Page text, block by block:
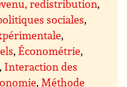
redistribution,
sociales,
,
,Économétrie,
, Interaction des
, Méthode